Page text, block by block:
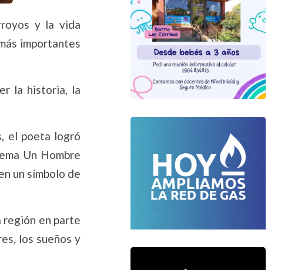
y la vida
importantes
la historia, la
el poeta logró
Un Hombre
un símbolo de
región en parte
los sueños y